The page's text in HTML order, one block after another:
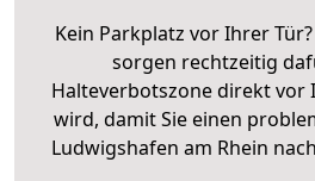
Kein Parkplatz vor Ihrer
sorgen rechtzeitig
Halteverbotszone direkt vor
wird, damit Sie einen
Ludwigshafen am Rhein